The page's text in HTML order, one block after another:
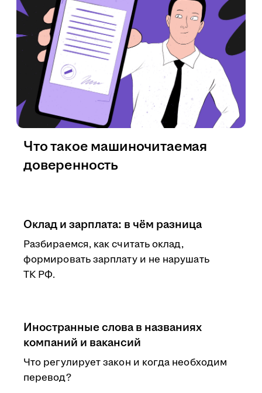
Оклад и зарплата: в чём разница
Разбираемся, как считать оклад,
формировать зарплату и не нарушать
ТК РФ.
Иностранные слова в названиях
компаний и вакансий
Что регулирует закон и когда необходим
перевод?
Что такое машиночитаемая
доверенность